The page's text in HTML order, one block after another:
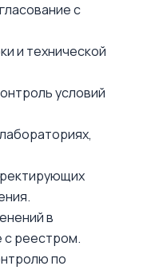
с
и технической
условий
в
с реестром.
по